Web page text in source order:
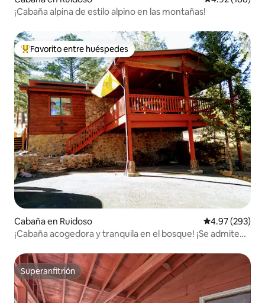
¡Cabaña alpina de estilo alpino en las montañas!
De los mejores en Favorito entre huéspedes
Favorito entre huéspedes
Cabaña en Ruidoso Calificación
4.97 (293)
¡Cabaña acogedora y tranquila en el bosque! ¡Se admiten
Superanfitrión
Superanfitrión